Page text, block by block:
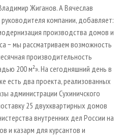
Жиганов. А Вячеслав
компании, добавляет:
производства домов и
− мы рассматриваем возможность
производительность
200 м²». На сегодняшний день в
есть два проекта, реализованных
администрации Сухиничского
25 двухквартирных домов
внутренних дел России на
и казарм для курсантов и